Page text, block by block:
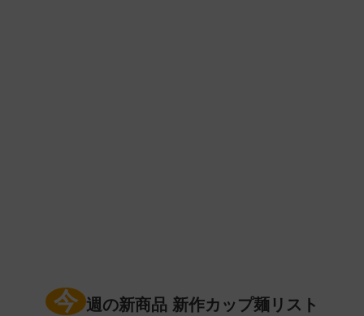
今 週の新商品 新作カップ麺リスト